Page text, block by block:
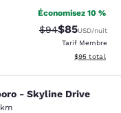
Économisez 10 %
Tarif barré :
$94Tarif réduit :
$85USD/nuit
Tarif Membre
Afficher les
$95 total
- Skyline
- Skyline Drive